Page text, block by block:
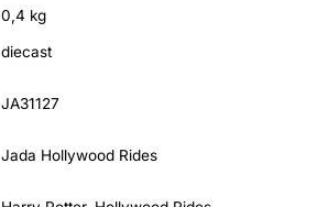
0,4 kg
diecast
JA31127
Jada Hollywood Rides